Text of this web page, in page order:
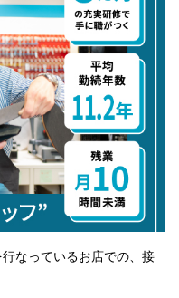
なっているお店での、接